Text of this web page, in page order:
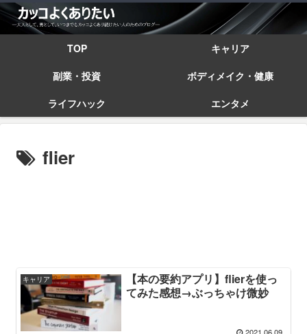
TOP
キャリア
副業・投資
ボディメイク・健康
ライフハック
エンタメ
flier
キャリア
【本の要約アプリ】flierを使っ
てみた感想→ぶっちゃけ微妙
2021.06.09